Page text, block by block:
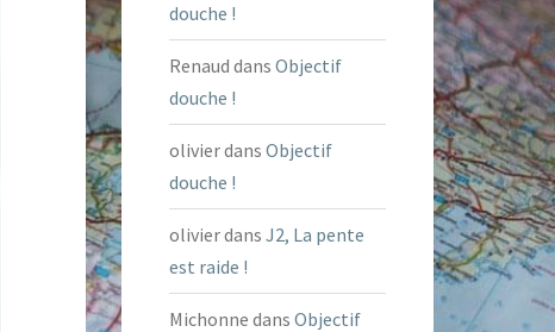
douche !
Renaud dans Objectif
douche !
olivierdans Objectif
douche !
olivierdans J2, La pente
est raide !
Michonne dans Objectif